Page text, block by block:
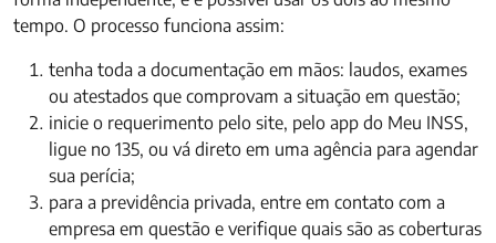
tempo. O processo funciona assim:
tenha toda a documentação em mãos: laudos, exames
ou atestados que comprovam a situação em questão;
inicie o requerimento pelo site, pelo app do Meu INSS,
ligue no 135, ou vá direto em uma agência para agendar
sua perícia;
para a previdência privada, entre em contato com a
empresa em questão e verifique quais são as coberturas